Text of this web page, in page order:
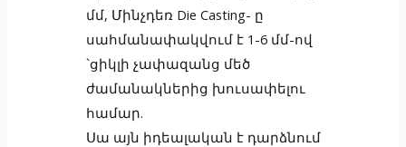
մմ, Մինչդեռ Die Casting- ը
սահմանափակվում է 1-6 մմ-ով
`ցիկլի չափազանց մեծ
ժամանակներից խուսափելու
համար.
Սա այն իդեալական է դարձնում